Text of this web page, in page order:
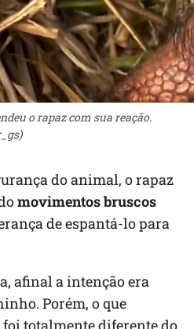
o rapaz com sua reação.
do animal, o rapaz
movimentos bruscos
de espantá-lo para
afinal a intenção era
Porém, o que